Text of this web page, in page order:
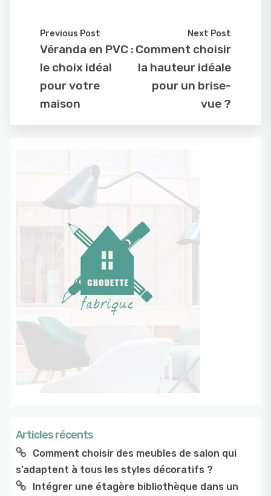
Previous Post
Véranda en PVC :
le choix idéal
pour votre
maison
Next Post
Comment choisir
la hauteur idéale
pour un brise-
vue ?
Articles récents
Comment choisir des meubles de salon qui
s’adaptent à tous les styles décoratifs ?
Intégrer une étagère bibliothèque dans un